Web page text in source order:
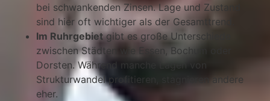
bei schwankenden Zinsen. Lage und Zustand
sind hier oft wichtiger als der Gesamttrend.
Im Ruhrgebietgibt es große Unterschiede
zwischen Städten wie Essen, Bochum oder
Dorsten. Während manche Lagen von
Strukturwandel profitieren, stagnieren andere
eher.